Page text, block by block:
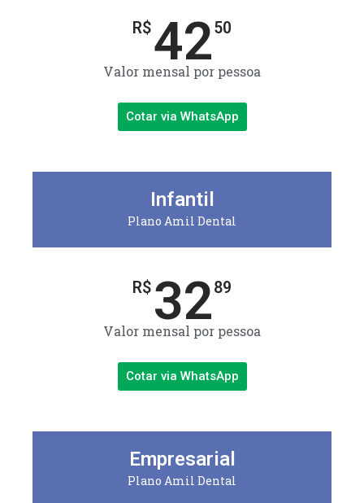
R$4250
Valor mensal por pessoa
Cotar via WhatsApp
Infantil
Plano Amil Dental
R$ 3289
Valor mensal por pessoa
Cotar via WhatsApp
Empresarial
Plano Amil Dental